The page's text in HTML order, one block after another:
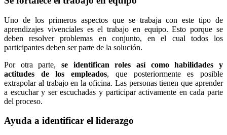
Uno de los primeros aspectos que se trabaja con este tipo de
aprendizajes vivenciales es el trabajo en equipo. Esto porque se
deben resolver problemas en conjunto, en el cual todos los
participantes deben ser parte de la solución.
Por otra parte, se identifican roles así como habilidades y
actitudes de los empleados, que posteriormente es posible
extrapolar al trabajo en la oficina. Las personas tienen que aprender
a escuchar y ser escuchadas y participar activamente en cada parte
del proceso.
Ayuda a identificar el liderazgo